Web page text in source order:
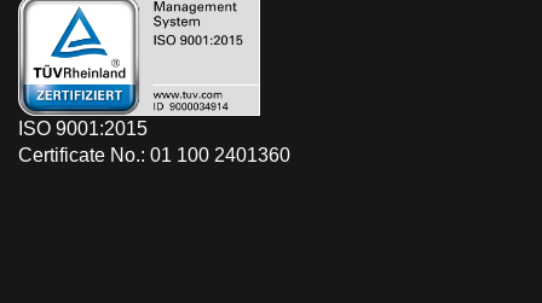
ISO 9001:2015
Certificate No.: 01 100 2401360